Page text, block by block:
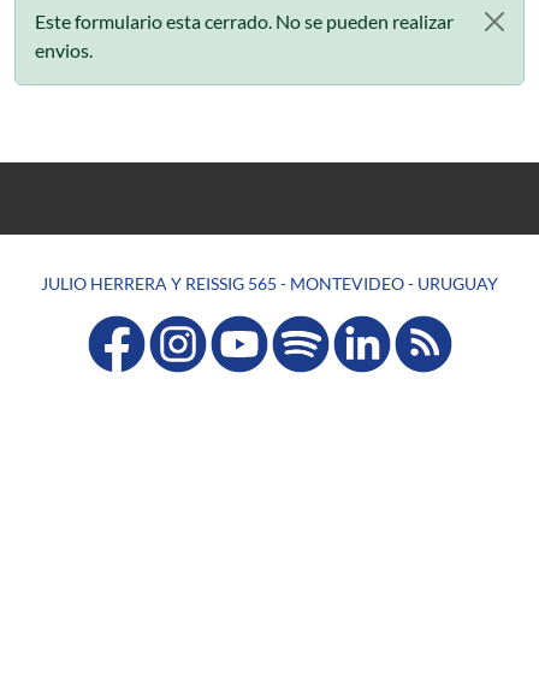
Este formulario esta cerrado. No se pueden realizar
envios.
JULIO HERRERA Y REISSIG 565 - MONTEVIDEO - URUGUAY